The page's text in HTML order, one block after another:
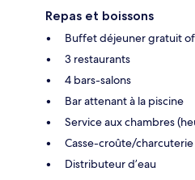
Repas et boissons
Buffet déjeuner gratuit
3 restaurants
4 bars-salons
Bar attenant à la piscine
Service aux chambres
Casse-croûte/charcuterie
Distributeur d’eau